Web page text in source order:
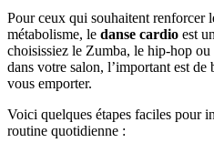
Pour ceux qui souhaitent renforcer
métabolisme, le danse cardio est
choisissiez le Zumba, le hip-hop ou
dans votre salon, l’important est de
vous emporter.
Voici quelques étapes faciles pour
routine quotidienne :